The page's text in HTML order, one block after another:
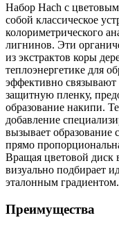
Набор Hach с цветовым
собой классическое
колориметрического
лигнинов. Эти
из экстрактов коры
теплоэнергетике для
эффективно
защитную пленку,
образование накипи.
добавление
вызывает образование
прямо
Вращая цветовой диск
визуально подбирает
эталонным градиентом.
Преимущества